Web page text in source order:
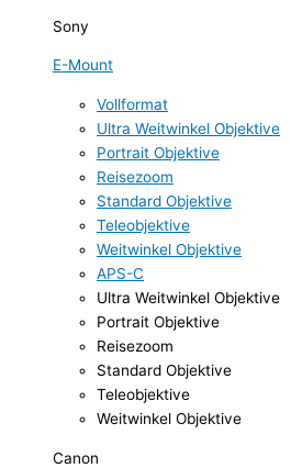
Sony
E-Mount
Vollformat
Ultra Weitwinkel Objektive
Portrait Objektive
Reisezoom
Standard Objektive
Teleobjektive
Weitwinkel Objektive
APS-C
Ultra Weitwinkel Objektive
Portrait Objektive
Reisezoom
Standard Objektive
Teleobjektive
Weitwinkel Objektive
Canon